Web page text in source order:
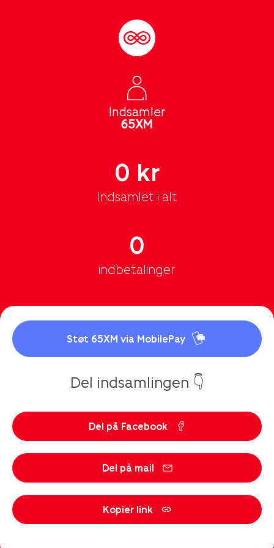
Indsamler
65XM
0 kr
Indsamlet i alt
0
indbetalinger
Støt 65XM via MobilePay
Del indsamlingen 👇
Del på Facebook
Del på mail
Kopier link